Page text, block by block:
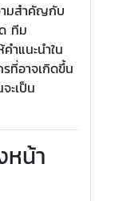
ามสำคัญกับ
ทีม
ำแนะนำใน
ที่อาจเกิดขึ้น
ะเป็น
หน้า